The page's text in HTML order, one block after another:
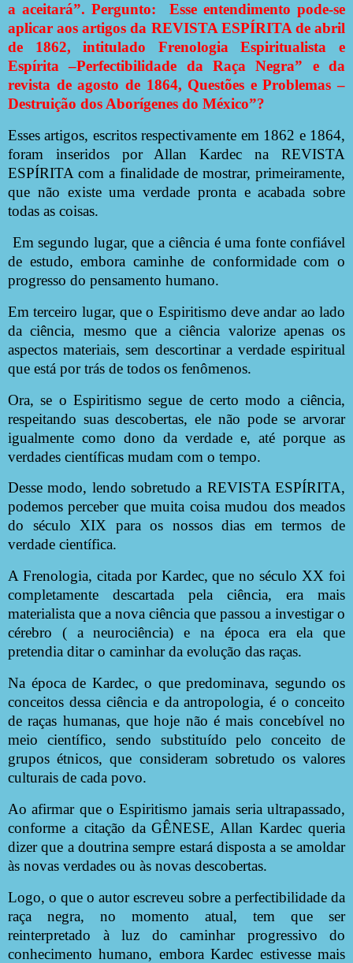
a aceitará”. Pergunto:
Esse entendimento pode-se
aplicar aos artigos da REVISTA ESPÍRITA de abril
de 1862, intitulado Frenologia Espiritualista e
Espírita –Perfectibilidade da Raça Negra” e da
revista de agosto de 1864, Questões e Problemas –
Destruição dos Aborígenes do México”?
Esses artigos, escritos respectivamente em 1862 e 1864,
foram inseridos por Allan Kardec na REVISTA
ESPÍRITA com a finalidade de mostrar, primeiramente,
que não existe uma verdade pronta e acabada sobre
todas as coisas.
Em segundo lugar, que a ciência é uma fonte confiável
de estudo, embora caminhe de conformidade com o
progresso do pensamento humano.
Em terceiro lugar, que o Espiritismo deve andar ao lado
da ciência, mesmo que a ciência valorize apenas os
aspectos materiais, sem descortinar a verdade espiritual
que está por trás de todos os fenômenos.
Ora, se o Espiritismo segue de certo modo a ciência,
respeitando suas descobertas, ele não pode se arvorar
igualmente como dono da verdade e, até porque as
verdades científicas mudam com o tempo.
Desse modo, lendo sobretudo a REVISTA ESPÍRITA,
podemos perceber que muita coisa mudou dos meados
do século XIX para os nossos dias em termos de
verdade científica.
A Frenologia, citada por Kardec, que no século XX foi
completamente descartada pela ciência, era mais
materialista que a nova ciência que passou a investigar o
cérebro ( a neurociência) e na época era ela que
pretendia ditar o caminhar da evolução das raças.
Na época de Kardec, o que predominava, segundo os
conceitos dessa ciência e da antropologia, é o conceito
de raças humanas, que hoje não é mais concebível no
meio científico, sendo substituído pelo conceito de
grupos étnicos, que consideram sobretudo os valores
culturais de cada povo.
Ao afirmar que o Espiritismo jamais seria ultrapassado,
conforme a citação da GÊNESE, Allan Kardec queria
dizer que a doutrina sempre estará disposta a se amoldar
às novas verdades ou às novas descobertas.
Logo, o que o autor escreveu sobre a perfectibilidade da
raça negra, no momento atual, tem que ser
reinterpretado à luz do caminhar progressivo do
conhecimento humano, embora Kardec estivesse mais